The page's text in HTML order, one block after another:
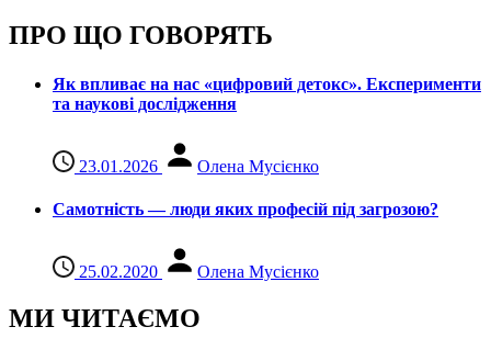
ПРО ЩО ГОВОРЯТЬ
Як впливає на нас «цифровий детокс». Експерименти
та наукові дослідження
23.01.2026 Олена Мусієнко
Самотність — люди яких професій під загрозою?
25.02.2020 Олена Мусієнко
МИ ЧИТАЄМО